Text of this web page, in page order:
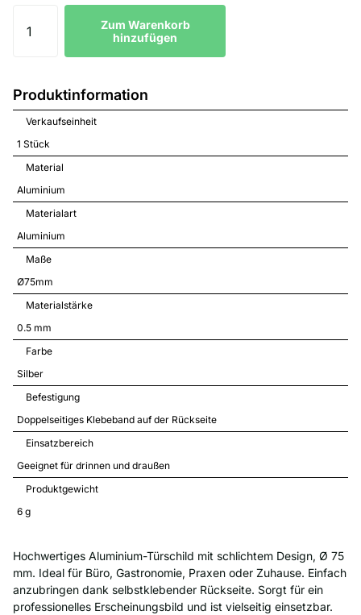
Zum Warenkorb
hinzufügen
Produktinformation
Verkaufseinheit
1 Stück
Material
Aluminium
Materialart
Aluminium
Maße
Ø75mm
Materialstärke
0.5 mm
Farbe
Silber
Befestigung
Doppelseitiges Klebeband auf der Rückseite
Einsatzbereich
Geeignet für drinnen und draußen
Produktgewicht
6 g
Hochwertiges Aluminium-Türschild mit schlichtem Design, Ø 75
mm. Ideal für Büro, Gastronomie, Praxen oder Zuhause. Einfach
anzubringen dank selbstklebender Rückseite. Sorgt für ein
professionelles Erscheinungsbild und ist vielseitig einsetzbar.